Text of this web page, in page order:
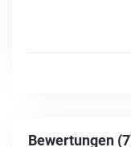
Bewertungen